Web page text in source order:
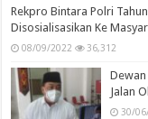
Rekpro Bintara Polri
Disosialisasikan Ke
08/09/2022 36,312
Dewan
Jalan
30/